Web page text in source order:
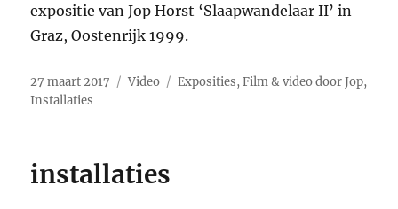
expositie van Jop Horst ‘Slaapwandelaar II’ in
Graz, Oostenrijk 1999.
Geplaatst
op
27 maart 2017 Format
Video Categorieën
Exposities,Film & video door Jop,
Installaties
installaties